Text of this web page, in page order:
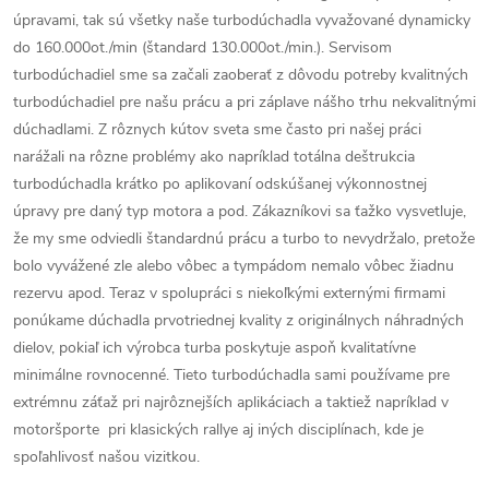
úpravami, tak sú všetky naše turbodúchadla vyvažované dynamicky
do 160.000ot./min (štandard 130.000ot./min.). Servisom
turbodúchadiel sme sa začali zaoberať z dôvodu potreby kvalitných
turbodúchadiel pre našu prácu a pri záplave nášho trhu nekvalitnými
dúchadlami. Z rôznych kútov sveta sme často pri našej práci
narážali na rôzne problémy ako napríklad totálna deštrukcia
turbodúchadla krátko po aplikovaní odskúšanej výkonnostnej
úpravy pre daný typ motora a pod. Zákazníkovi sa ťažko vysvetluje,
že my sme odviedli štandardnú prácu a turbo to nevydržalo, pretože
bolo vyvážené zle alebo vôbec a tympádom nemalo vôbec žiadnu
rezervu apod. Teraz v spolupráci s niekoľkými externými firmami
ponúkame dúchadla prvotriednej kvality z originálnych náhradných
dielov, pokiaľ ich výrobca turba poskytuje aspoň kvalitatívne
minimálne rovnocenné. Tieto turbodúchadla sami používame pre
extrémnu záťaž pri najrôznejších aplikáciach a taktiež napríklad v
motoršporte pri klasických rallye aj iných disciplínach, kde je
spoľahlivosť našou vizitkou.